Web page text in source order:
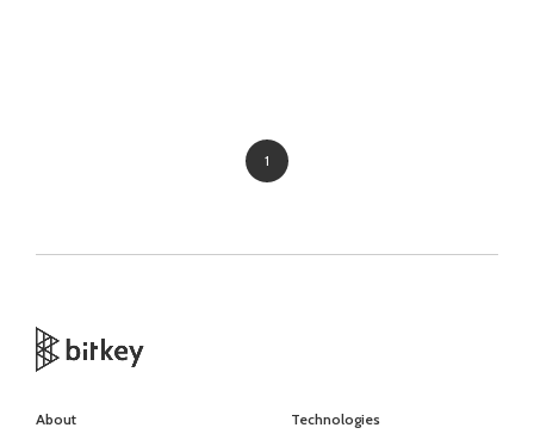
1
About
Technologies